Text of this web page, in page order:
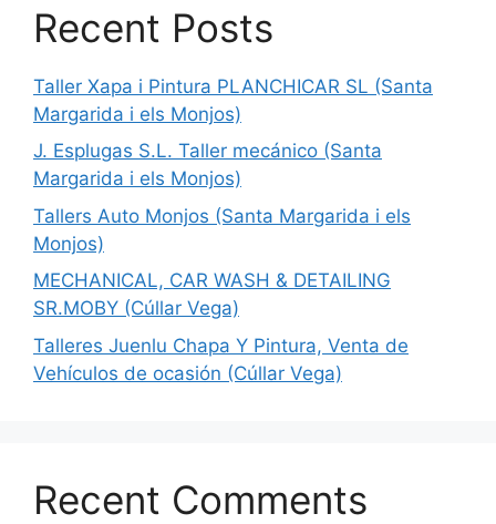
Recent Posts
Taller Xapa i Pintura PLANCHICAR SL (Santa
Margarida i els Monjos)
J. Esplugas S.L. Taller mecánico (Santa
Margarida i els Monjos)
Tallers Auto Monjos (Santa Margarida i els
Monjos)
MECHANICAL, CAR WASH & DETAILING
SR.MOBY (Cúllar Vega)
Talleres Juenlu Chapa Y Pintura, Venta de
Vehículos de ocasión (Cúllar Vega)
Recent Comments